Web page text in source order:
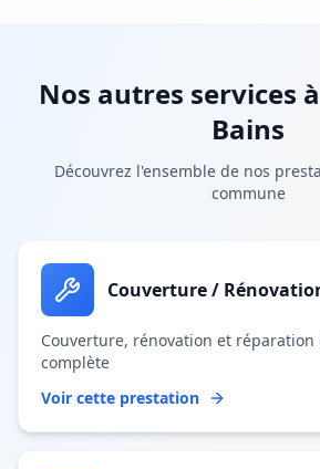
Nos autres services à
Bains
Découvrez l'ensemble de nos
commune
Couverture /
Couverture, rénovation et
complète
Voir cette prestation